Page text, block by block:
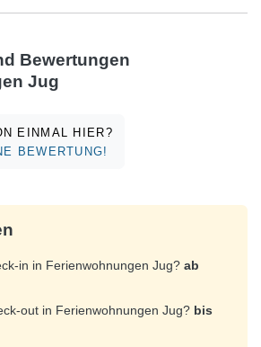
Bewertungen
Jug
EINMAL HIER?
BEWERTUNG!
in in Ferienwohnungen Jug? ab
out in Ferienwohnungen Jug? bis